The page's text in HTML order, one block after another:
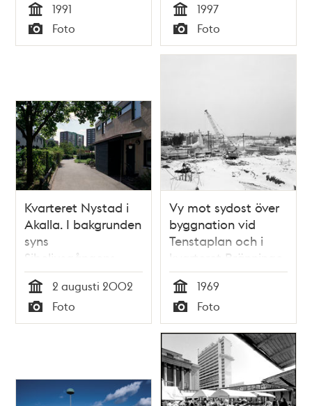
Tid
1991
Typ
Foto Tid
1997
Typ
Foto
Kvarteret Nystad i
Akalla. I bakgrunden
syns
Sibeliusgångens
höghus.
Tid
2 augusti 2002
Typ
Foto
Vy mot sydost över
byggnation vid
Tenstaplan och i
kvarteret Bränninge
mot tvåvåningshus i
kvarteret Tisslinge.
Höghus är under
uppförande i
kvarteret Skänninge.
Tid
1969
Typ
Foto